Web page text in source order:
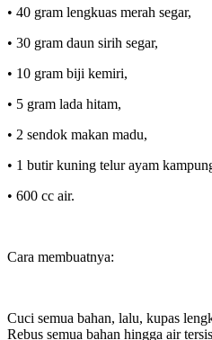
• 40 gram lengkuas merah segar,
• 30 gram daun sirih segar,
• 10 gram biji kemiri,
• 5 gram lada hitam,
• 2 sendok makan madu,
• 1 butir kuning telur ayam
• 600 cc air.
Cara membuatnya:
Cuci semua bahan, lalu, kupas
Rebus semua bahan hingga air